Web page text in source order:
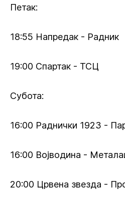
Петак:
18:55 Напредак - Радник
19:00 Спартак - ТСЦ
Субота:
16:00 Раднички 1923 -
16:00 Војводина -
20:00 Црвена звезда -